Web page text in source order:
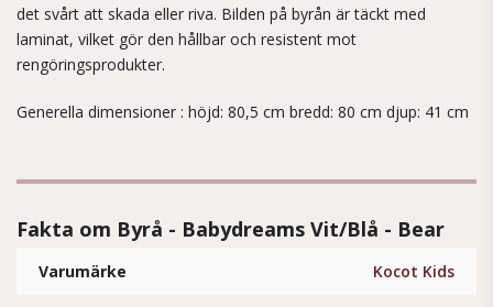
det svårt att skada eller riva. Bilden på byrån är täckt med
laminat, vilket gör den hållbar och resistent mot
rengöringsprodukter.
Generella dimensioner : höjd: 80,5 cm bredd: 80 cm djup: 41 cm
Fakta om Byrå - Babydreams Vit/Blå - Bear
Varumärke Kocot Kids